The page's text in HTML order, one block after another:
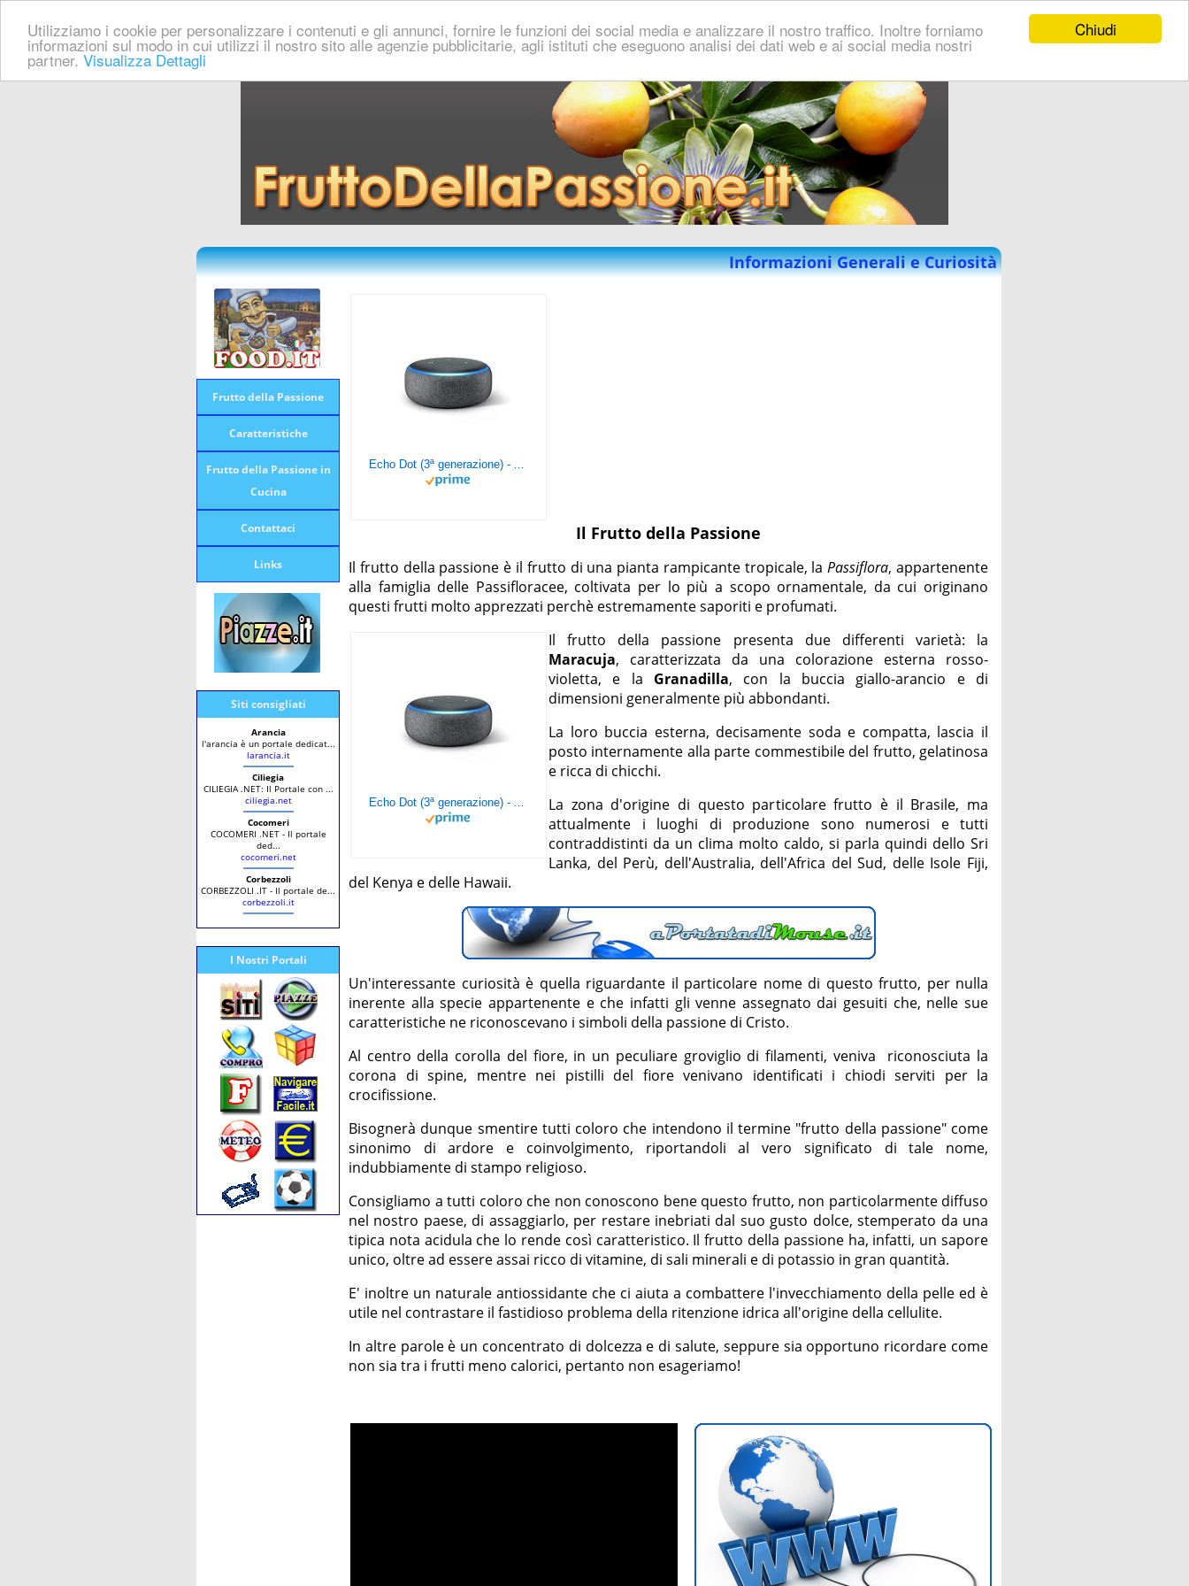
Chiudi
Utilizziamo i cookie per personalizzare i contenuti e gli annunci, fornire le funzioni dei social media e analizzare il nostro traffico. Inoltre forniamo
informazioni sul modo in cui utilizzi il nostro sito alle agenzie pubblicitarie, agli istituti che eseguono analisi dei dati web e ai social media nostri
partner. Visualizza Dettagli
Informazioni Generali e Curiosità
Frutto della Passione
Caratteristiche
Frutto della Passione in
Cucina
Contattaci
Links
Siti consigliati
Arancia
l'arancia è un portale dedicat...
larancia.it
Ciliegia
CILIEGIA .NET: Il Portale con ...
ciliegia.net
Cocomeri
COCOMERI .NET - Il portale
ded...
cocomeri.net
Corbezzoli
CORBEZZOLI .IT - Il portale de...
corbezzoli.it
I Nostri Portali
Echo Dot (3ª generazione) - Altoparlante intelligente con integrazione Alexa - Tessuto antracite
Il Frutto della Passione
Il frutto della passione è il frutto di una pianta rampicante tropicale, laPassiflora, appartenente
alla famiglia delle Passifloracee, coltivata per lo più a scopo ornamentale, da cui originano
questi frutti molto apprezzati perchè estremamente saporiti e profumati.
Echo Dot (3ª generazione) - Altoparlante intelligente con integrazione Alexa - Tessuto antracite
Il frutto della passione presenta due differenti varietà: la
Maracuja, caratterizzata da una colorazione esterna rosso-
violetta, e la Granadilla, con la buccia giallo-arancio e di
dimensioni generalmente più abbondanti.
La loro buccia esterna, decisamente soda e compatta, lascia il
posto internamente alla parte commestibile del frutto, gelatinosa
e ricca di chicchi.
La zona d'origine di questo particolare frutto è il Brasile, ma
attualmente i luoghi di produzione sono numerosi e tutti
contraddistinti da un clima molto caldo, si parla quindi dello Sri
Lanka, del Perù, dell'Australia, dell'Africa del Sud, delle Isole Fiji,
del Kenya e delle Hawaii.
Un'interessante curiosità è quella riguardante il particolare nome di questo frutto, per nulla
inerente alla specie appartenente e che infatti gli venne assegnato dai gesuiti che, nelle sue
caratteristiche ne riconoscevano i simboli della passione di Cristo.
Al centro della corolla del fiore, in un peculiare groviglio di filamenti, veniva riconosciuta la
corona di spine, mentre nei pistilli del fiore venivano identificati i chiodi serviti per la
crocifissione.
Bisognerà dunque smentire tutti coloro che intendono il termine "frutto della passione" come
sinonimo di ardore e coinvolgimento, riportandoli al vero significato di tale nome,
indubbiamente di stampo religioso.
Consigliamo a tutti coloro che non conoscono bene questo frutto, non particolarmente diffuso
nel nostro paese, di assaggiarlo, per restare inebriati dal suo gusto dolce, stemperato da una
tipica nota acidula che lo rende così caratteristico. Il frutto della passione ha, infatti, un sapore
unico, oltre ad essere assai ricco di vitamine, di sali minerali e di potassio in gran quantità.
E' inoltre un naturale antiossidante che ci aiuta a combattere l'invecchiamento della pelle ed è
utile nel contrastare il fastidioso problema della ritenzione idrica all'origine della cellulite.
In altre parole è un concentrato di dolcezza e di salute, seppure sia opportuno ricordare come
non sia tra i frutti meno calorici, pertanto non esageriamo!